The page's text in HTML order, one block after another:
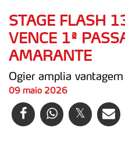
STAGE FLASH
VENCE 1ª
AMARANTE
Ogier amplia
09 maio 2026